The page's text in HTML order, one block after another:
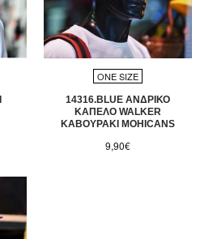
ONE SIZE
14316.BLUE ΑΝΔΡΙΚΟ
ΚΑΠΕΛΟ WALKER
ΚΑΒΟΥΡΑΚΙ MOHICANS
9,90€